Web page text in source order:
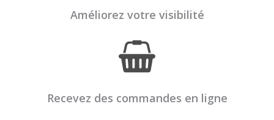
Améliorez votre visibilité
Recevez des commandes en ligne